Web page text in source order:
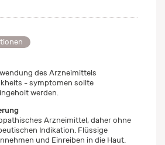
des Arzneimittels
- symptomen sollte
werden.
Arzneimittel, daher ohne
Indikation. Flüssige
und Einreiben in die Haut.